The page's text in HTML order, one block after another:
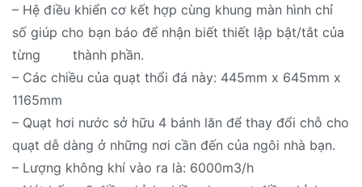
– Hệ điều khiển cơ kết hợp cùng khung màn hình chỉ
số giúp cho bạn báo để nhận biết thiết lập bật/tắt của
từng thành phần.
– Các chiều của quạt thổi đá này: 445mm x 645mm x
1165mm
– Quạt hơi nước sở hữu 4 bánh lăn để thay đổi chỗ cho
quạt dễ dàng ở những nơi cần đến của ngôi nhà bạn.
– Lượng không khí vào ra là: 6000m3/h